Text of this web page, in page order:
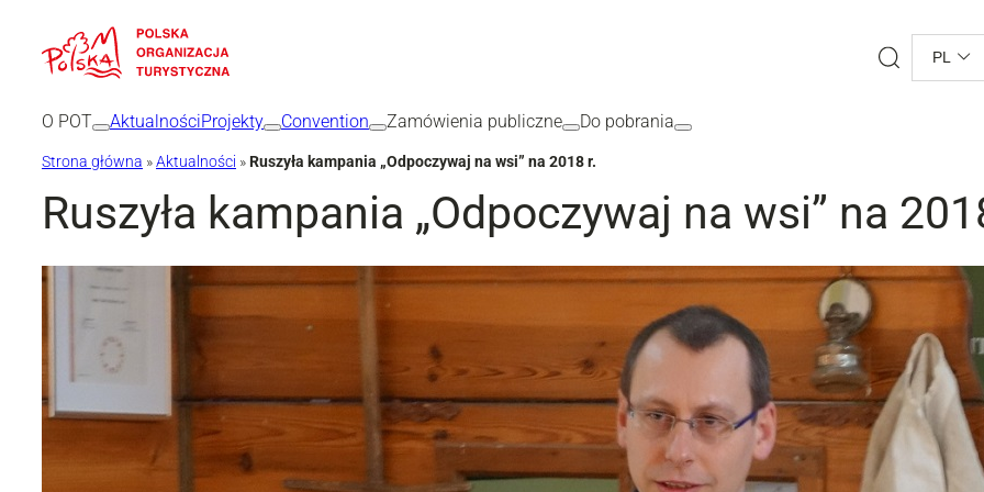
PL
O POT AktualnościProjekty Convention Zamówienia publiczne Do pobrania
Strona główna »Aktualności »Ruszyła kampania „Odpoczywaj na wsi” na 2018 r.
Ruszyła kampania „Odpoczywaj na wsi” na